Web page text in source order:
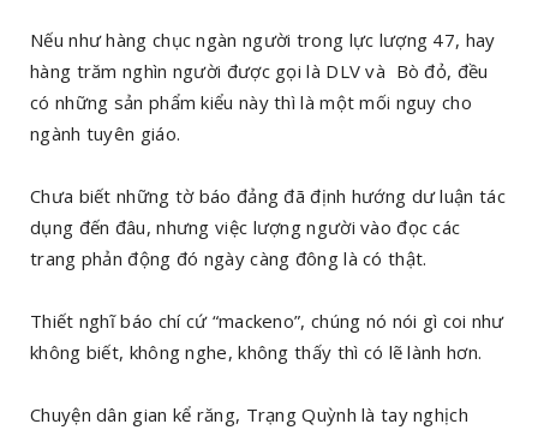
Nếu như hàng chục ngàn người trong lực lượng 47, hay
hàng trăm nghìn người được gọi là DLV và Bò đỏ, đều
có những sản phẩm kiểu này thì là một mối nguy cho
ngành tuyên giáo.
Chưa biết những tờ báo đảng đã định hướng dư luận tác
dụng đến đâu, nhưng việc lượng người vào đọc các
trang phản động đó ngày càng đông là có thật.
Thiết nghĩ báo chí cứ “mackeno”, chúng nó nói gì coi như
không biết, không nghe, không thấy thì có lẽ lành hơn.
Chuyện dân gian kể răng, Trạng Quỳnh là tay nghịch